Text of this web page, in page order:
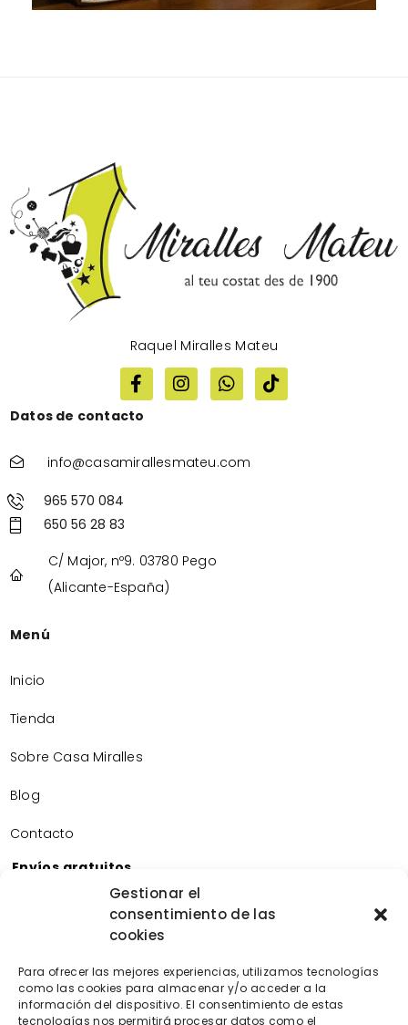
Gestionar el
consentimiento de las
cookies
Para ofrecer las mejores experiencias, utilizamos tecnologías
como las cookies para almacenar y/o acceder a la
información del dispositivo. El consentimiento de estas
tecnologías nos permitirá procesar datos como el
Raquel Miralles Mateu
Datos de contacto
info@casamirallesmateu.com
965 570 084
650 56 28 83
C/ Major, nº9. 03780 Pego
(Alicante-España)
Menú
Inicio
Tienda
Sobre Casa Miralles
Blog
Contacto
Envíos gratuitos
Envíos gratuitos por la compra de más de 60€.
Devoluciones gratuitas
Devoluciones gratuitas en nuestra tienda física.
Pago seguro
Tarjeta de crédito/débito.
Transferencia bancaria.